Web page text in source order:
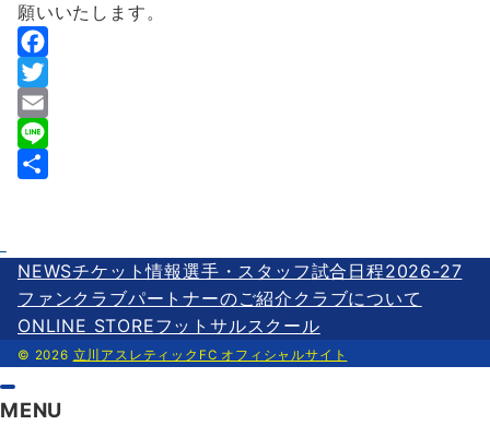
願いいたします。
F
a
c
e
o
k
T
w
e
r
E
m
l
L
e
NEWSチケット情報選手・スタッフ試合日程2026-27
ファンクラブパートナーのご紹介 クラブについて
ONLINE STOREフットサルスクール
© 2026 立川アスレティックFC オフィシャルサイト
MENU